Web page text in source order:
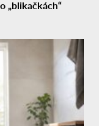
„blikačkách“